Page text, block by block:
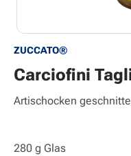
ZUCCATO®
Carciofini
Artischocken
280 g Glas